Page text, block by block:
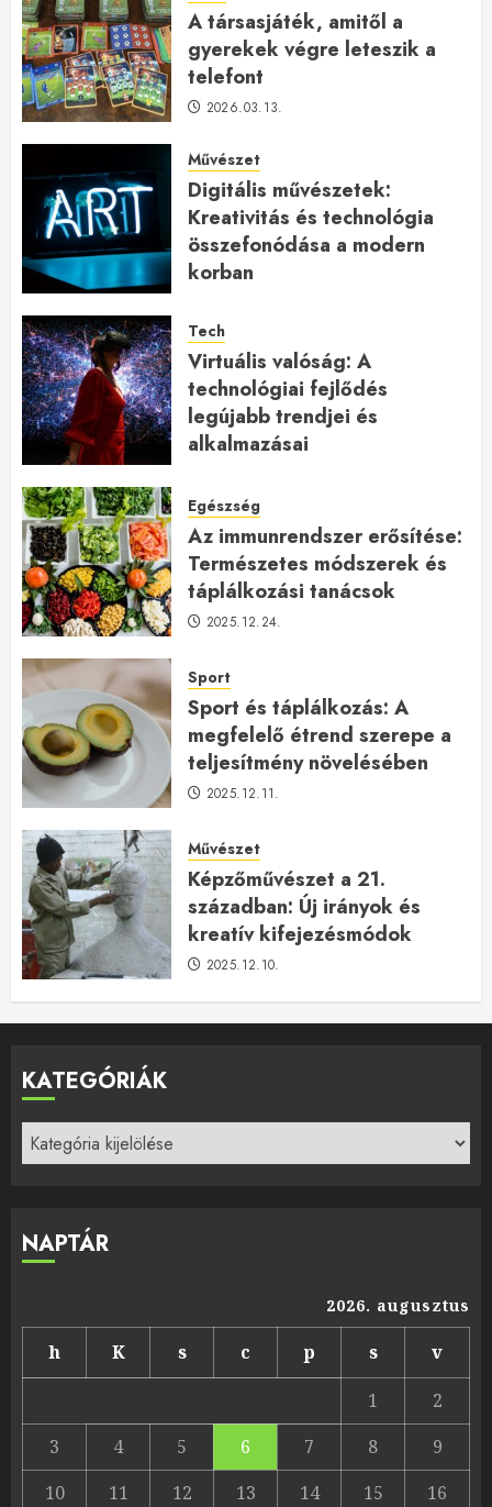
A társasjáték, amitől a
gyerekek végre leteszik a
telefont
2026.03.13.
Művészet
Digitális művészetek:
Kreativitás és technológia
összefonódása a modern
korban
Tech
Virtuális valóság: A
technológiai fejlődés
legújabb trendjei és
alkalmazásai
Egészség
Az immunrendszer erősítése:
Természetes módszerek és
táplálkozási tanácsok
2025.12.24.
Sport
Sport és táplálkozás: A
megfelelő étrend szerepe a
teljesítmény növelésében
2025.12.11.
Művészet
Képzőművészet a 21.
században: Új irányok és
kreatív kifejezésmódok
2025.12.10.
KATEGÓRIÁK
Kategóriák
NAPTÁR
2026. augusztus
h K s c p s
v
1
2
3
4 5 6 7 8
9
10
11 12 13 14 15 16